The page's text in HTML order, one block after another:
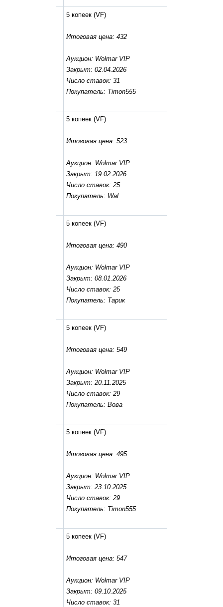
5 копеек (VF)
Итоговая цена: 432
Аукцион: Wolmar VIP
Закрыт: 02.04.2026
Число ставок: 31
Покупатель: Timon555
5 копеек (VF)
Итоговая цена: 523
Аукцион: Wolmar VIP
Закрыт: 19.02.2026
Число ставок: 25
Покупатель: Wal
5 копеек (VF)
Итоговая цена: 490
Аукцион: Wolmar VIP
Закрыт: 08.01.2026
Число ставок: 25
Покупатель: Тарик
5 копеек (VF)
Итоговая цена: 549
Аукцион: Wolmar VIP
Закрыт: 20.11.2025
Число ставок: 29
Покупатель: Вова
5 копеек (VF)
Итоговая цена: 495
Аукцион: Wolmar VIP
Закрыт: 23.10.2025
Число ставок: 29
Покупатель: Timon555
5 копеек (VF)
Итоговая цена: 547
Аукцион: Wolmar VIP
Закрыт: 09.10.2025
Число ставок: 31